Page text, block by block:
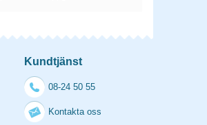
Kundtjänst
08-24 50 55
Kontakta oss